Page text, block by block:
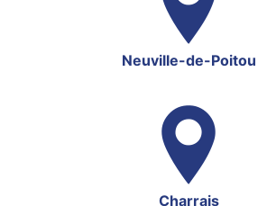
Neuville-de-Poitou
Charrais